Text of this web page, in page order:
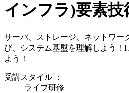
インフラ)要素技
サーバ、ストレージ、ネットワー
び、システム基盤を理解しよう！
よう！
受講スタイル ：
ライブ研修